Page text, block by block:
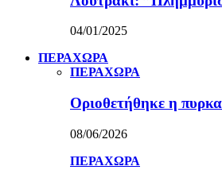
04/01/2025
ΠΕΡΑΧΩΡΑ
ΠΕΡΑΧΩΡΑ
Οριοθετήθηκε η
08/06/2026
ΠΕΡΑΧΩΡΑ